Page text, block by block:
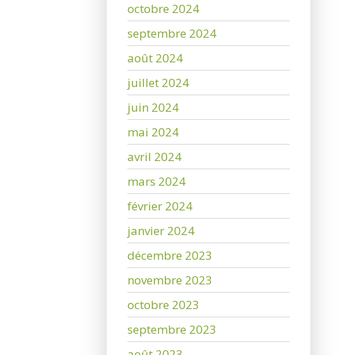
octobre 2024
septembre 2024
août 2024
juillet 2024
juin 2024
mai 2024
avril 2024
mars 2024
février 2024
janvier 2024
décembre 2023
novembre 2023
octobre 2023
septembre 2023